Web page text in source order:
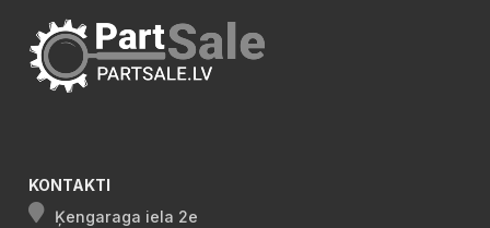
KONTAKTI
Ķengaraga iela 2e